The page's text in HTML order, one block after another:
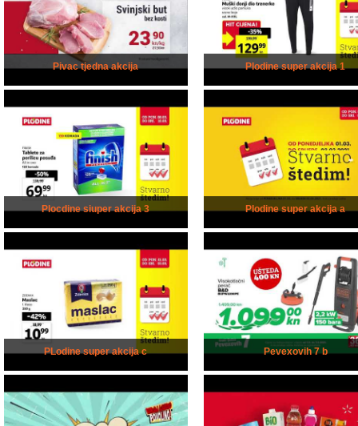
Pivac tjedna akcija Plodine super akcija 1
Plocdine siuper akcija 3 Plodine super akcija a
PLodine super akcija c Pevexovih 7 b